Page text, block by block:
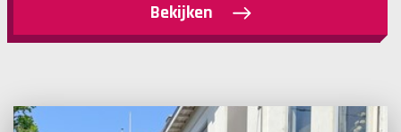
Bekijken